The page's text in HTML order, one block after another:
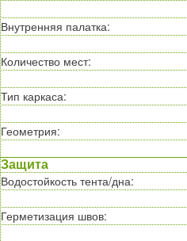
Внутренняя палатка:
Количество мест:
Тип каркаса:
Геометрия:
Защита
Водостойкость тента/дна:
Герметизация швов: